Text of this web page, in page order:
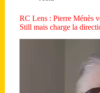
RC Lens : Pierre Ménès
Still mais charge la